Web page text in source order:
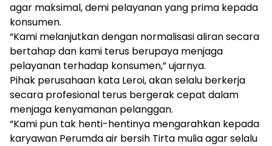
agar maksimal, demi pelayanan yang prima kepada
konsumen.
“Kami melanjutkan dengan normalisasi aliran secara
bertahap dan kami terus berupaya menjaga
pelayanan terhadap konsumen,” ujarnya.
Pihak perusahaan kata Leroi, akan selalu berkerja
secara profesional terus bergerak cepat dalam
menjaga kenyamanan pelanggan.
“Kami pun tak henti-hentinya mengarahkan kepada
karyawan Perumda air bersih Tirta mulia agar selalu